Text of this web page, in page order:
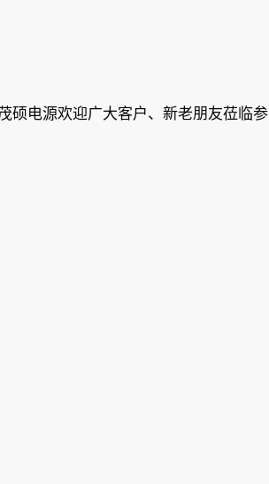
硕电源欢迎广大客户、新老朋友莅临参